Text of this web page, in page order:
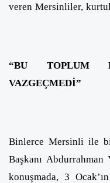
veren Mersinliler,
“BU TOPLUM
VAZGEÇMEDİ”
Binlerce Mersinli ile
Başkanı Abdurrahman
konuşmada, 3